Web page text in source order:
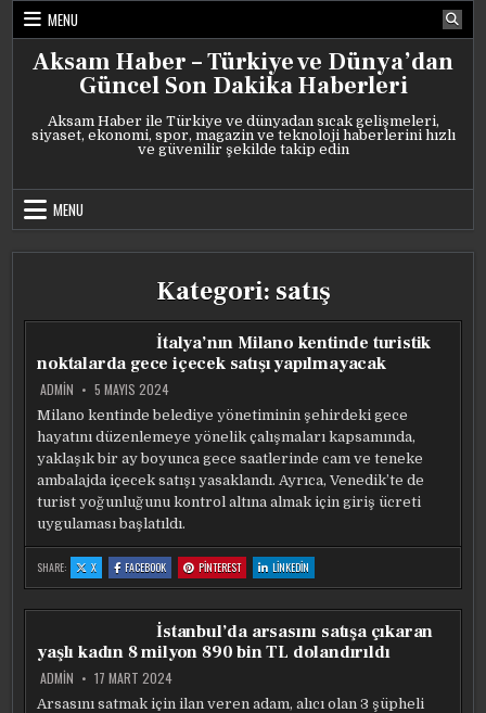
Skip
content
MENU
Aksam Haber – Türkiye ve Dünya’dan
Güncel Son Dakika Haberleri
Aksam Haber ile Türkiye ve dünyadan sıcak gelişmeleri,
siyaset, ekonomi, spor, magazin ve teknoloji haberlerini hızlı
ve güvenilir şekilde takip edin
MENU
Kategori: satış
İtalya’nın Milano kentinde turistik
noktalarda gece içecek satışı yapılmayacak
ADMIN 5 MAYIS 2024
Milano kentinde belediye yönetiminin şehirdeki gece
hayatını düzenlemeye yönelik çalışmaları kapsamında,
yaklaşık bir ay boyunca gece saatlerinde cam ve teneke
ambalajda içecek satışı yasaklandı. Ayrıca, Venedik’te de
turist yoğunluğunu kontrol altına almak için giriş ücreti
uygulaması başlatıldı.
SHARE: X:
İTALYA’NIN
MILANO
TURISTIK
IÇECEK
SATIŞI
FACEBOOK:
İTALYA’NIN
MILANO
TURISTIK
GECE
IÇECEK
SATIŞI
YAPILMAYACAK
PINTEREST:
İTALYA’NIN
MILANO
TURISTIK
GECE
IÇECEK
SATIŞI
LINKEDIN
İTALYA’NIN
MILANO
TURISTIK
GECE
IÇECEK
SATIŞI
İstanbul’da arsasını satışa çıkaran
yaşlı kadın 8 milyon 890 bin TL dolandırıldı
ADMIN 17 MART 2024
Arsasını satmak için ilan veren adam, alıcı olan 3 şüpheli